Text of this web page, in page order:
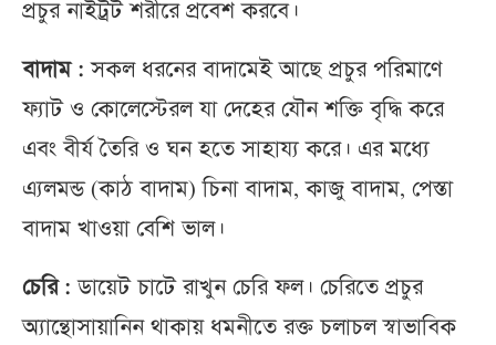
প্রচুর নাইট্রট শরীরে প্রবেশ করবে।
বাদাম : সকল ধরনের বাদামেই আছে প্রচুর পরিমাণে
ফ্যাট ও কোলেস্টেরল যা দেহের যৌন শক্তি বৃদ্ধি করে
এবং বীর্য তৈরি ও ঘন হতে সাহায্য করে। এর মধ্যে
এ্যলমন্ড (কাঠ বাদাম) চিনা বাদাম, কাজু বাদাম, পেস্তা
বাদাম খাওয়া বেশি ভাল।
চেরি : ডায়েট চাটে রাখুন চেরি ফল। চেরিতে প্রচুর
অ্যান্থোসায়ানিন থাকায় ধমনীতে রক্ত চলাচল স্বাভাবিক